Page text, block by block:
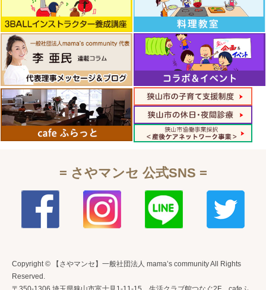
= さやマンセ 公式SNS =
Copyright © 【さやマンセ】一般社団法人 mama’s community All Rights
Reserved.